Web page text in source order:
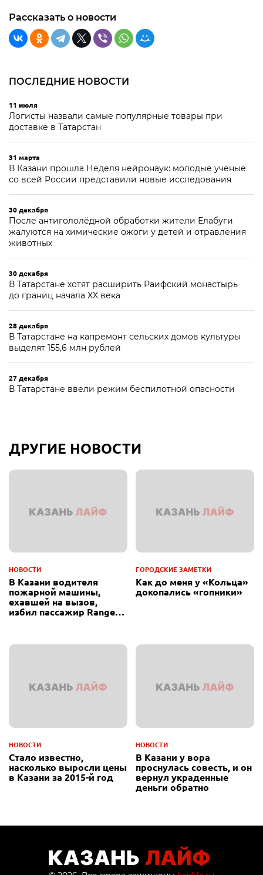
Рассказать о новости
ПОСЛЕДНИЕ НОВОСТИ
11 июля
Логисты назвали самые популярные товары при
доставке в Татарстан
31 марта
В Казани прошла Неделя нейронаук: молодые ученые
со всей России представили новые исследования
30 декабря
После антигололёдной обработки жители Елабуги
жалуются на химические ожоги у детей и отравления
животных
30 декабря
В Татарстане хотят расширить Раифский монастырь
до границ начала XX века
28 декабря
В Татарстане на капремонт сельских домов культуры
выделят 155,6 млн рублей
27 декабря
В Татарстане ввели режим беспилотной опасности
ДРУГИЕ НОВОСТИ
НОВОСТИ
В Казани водителя
пожарной машины,
ехавшей на вызов,
избил пассажир Range
ГОРОДСКИЕ ЗАМЕТКИ
Как до меня у «Кольца»
докопались «гопники»
НОВОСТИ
Стало известно,
насколько выросли цены
в Казани за 2015-й год
НОВОСТИ
В Казани у вора
проснулась совесть, и он
вернул украденные
деньги обратно